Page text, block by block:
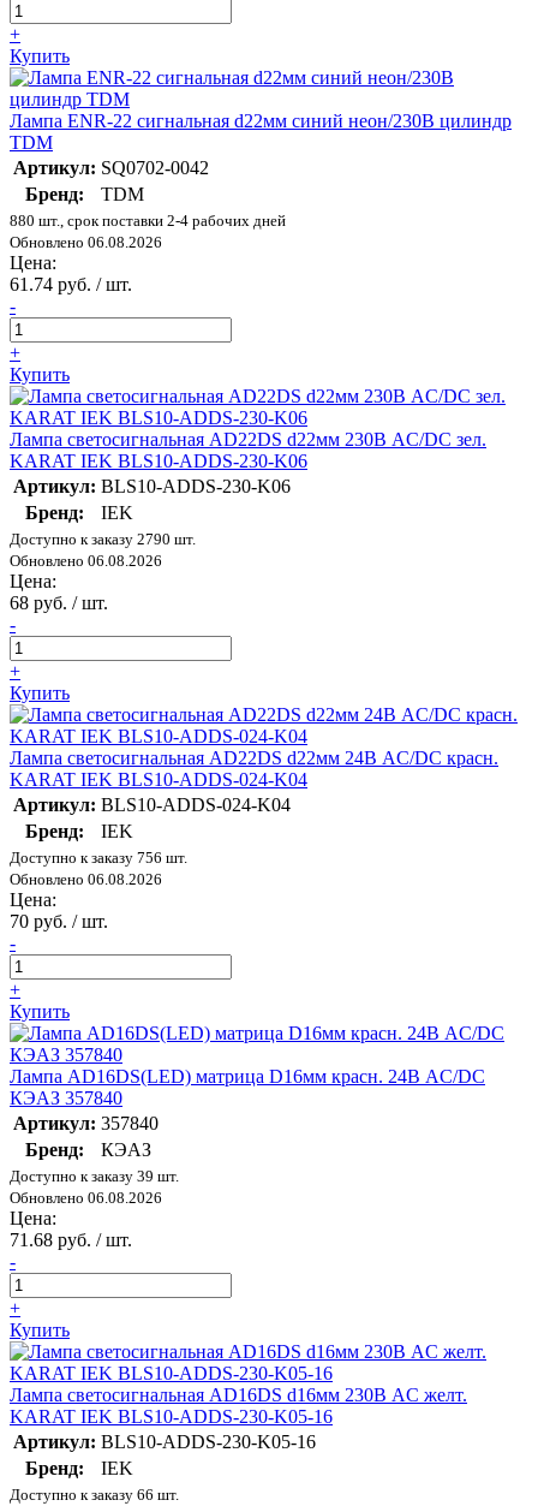
+
Купить
Лампа ENR-22 сигнальная d22мм синий неон/230В цилиндр
TDM
Артикул: SQ0702-0042
Бренд:
TDM
880 шт., срок поставки 2-4 рабочих дней
Обновлено 06.08.2026
Цена:
61.74 руб. / шт.
-
+
Купить
Лампа светосигнальная AD22DS d22мм 230В AC/DC зел.
KARAT IEK BLS10-ADDS-230-K06
Артикул: BLS10-ADDS-230-K06
Бренд:
IEK
Доступно к заказу 2790 шт.
Обновлено 06.08.2026
Цена:
68 руб. / шт.
-
+
Купить
Лампа светосигнальная AD22DS d22мм 24В AC/DC красн.
KARAT IEK BLS10-ADDS-024-K04
Артикул: BLS10-ADDS-024-K04
Бренд:
IEK
Доступно к заказу 756 шт.
Обновлено 06.08.2026
Цена:
70 руб. / шт.
-
+
Купить
Лампа AD16DS(LED) матрица D16мм красн. 24В AC/DC
КЭАЗ 357840
Артикул: 357840
Бренд:
КЭАЗ
Доступно к заказу 39 шт.
Обновлено 06.08.2026
Цена:
71.68 руб. / шт.
-
+
Купить
Лампа светосигнальная AD16DS d16мм 230В AC желт.
KARAT IEK BLS10-ADDS-230-K05-16
Артикул: BLS10-ADDS-230-K05-16
Бренд:
IEK
Доступно к заказу 66 шт.